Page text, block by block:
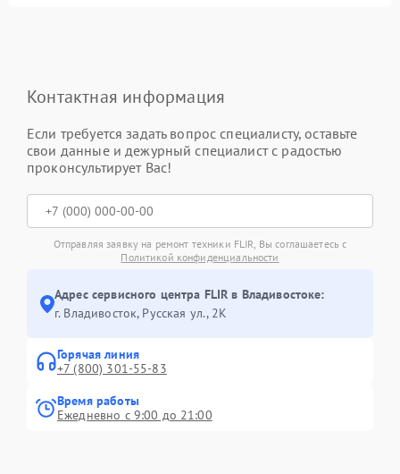
Контактная информация
Если требуется задать вопрос специалисту, оставьте
свои данные и дежурный специалист с радостью
проконсультирует Вас!
Отправляя заявку на ремонт техники FLIR, Вы соглашаетесь с
Политикой конфиденциальности
Адрес сервисного центра FLIR в Владивостоке:
г. Владивосток, Русская ул., 2К
Горячая линия
+7 (800) 301-55-83
Время работы
Ежедневно с 9:00 до 21:00